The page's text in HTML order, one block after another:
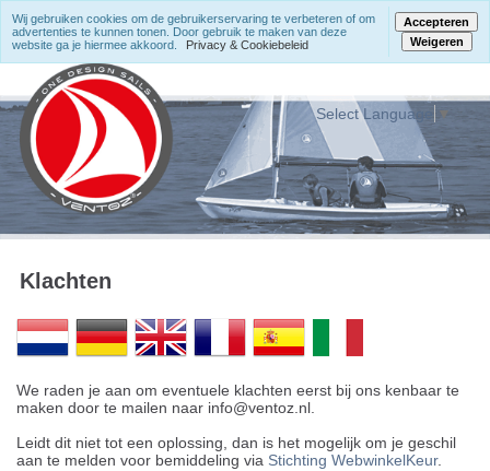
Select Language ▼
Klachten
We raden je aan om eventuele klachten eerst bij ons kenbaar te
maken door te mailen naar info@ventoz.nl.
Leidt dit niet tot een oplossing, dan is het mogelijk om je geschil
aan te melden voor bemiddeling via Stichting WebwinkelKeur.
Wij gebruiken cookies om de gebruikerservaring te verbeteren of om
advertenties te kunnen tonen. Door gebruik te maken van deze
website ga je hiermee akkoord.
Privacy & Cookiebeleid
Accepteren
Weigeren